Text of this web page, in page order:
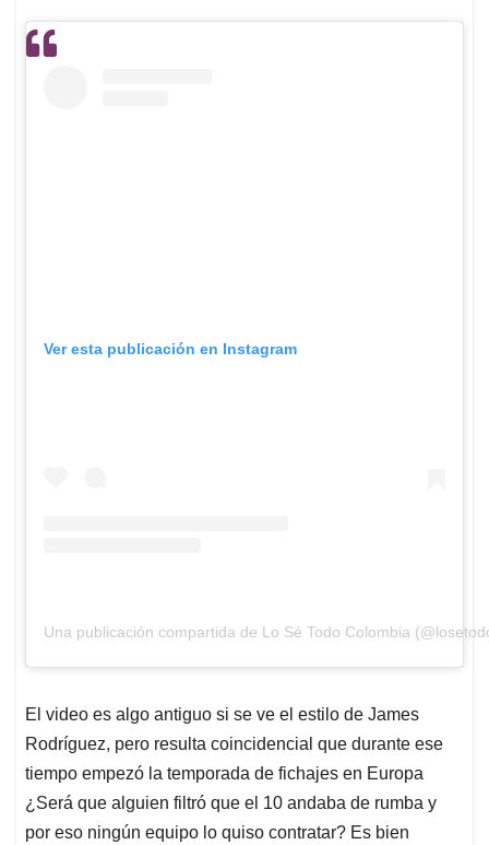
Ver esta publicación en Instagram
Una publicación compartida de Lo Sé Todo Colombia
El video es algo antiguo si se ve el estilo de James
Rodríguez, pero resulta coincidencial que durante ese
tiempo empezó la temporada de fichajes en Europa
¿Será que alguien filtró que el 10 andaba de rumba y
por eso ningún equipo lo quiso contratar? Es bien